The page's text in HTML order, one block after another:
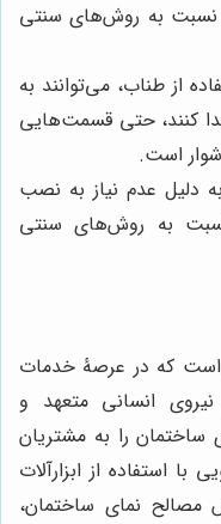
نسبت به روش‌های سنتی
از طناب، می‌توانند به
کنند، حتی قسمت‌هایی
است.
دلیل عدم نیاز به نصب
به روش‌های سنتی
است که در عرصۀ خدمات
نیروی انسانی متعهد و
را به مشتریان
با استفاده از ابزارآلات
نمای ساختمان،